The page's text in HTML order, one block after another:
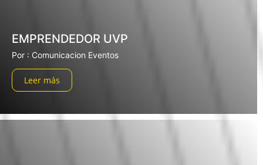
EMPRENDEDOR UVP
Por : Comunicacion Eventos
Leer más